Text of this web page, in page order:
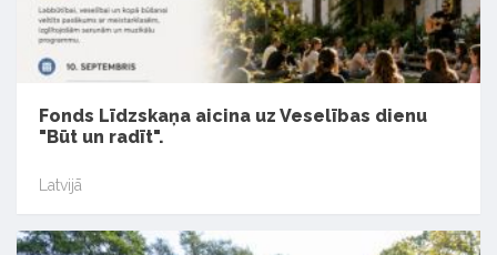
Fonds Līdzskaņa aicina uz Veselības dienu
"Būt un radīt".
Latvijā